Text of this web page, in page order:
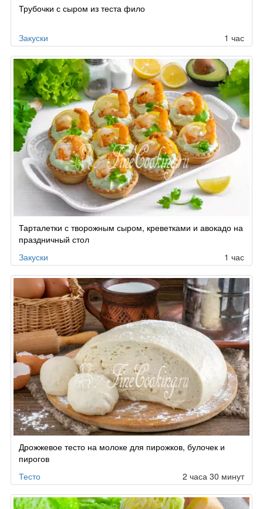
Трубочки с сыром из теста фило
Закуски 1 час
Тарталетки с творожным сыром, креветками и авокадо на
праздничный стол
Закуски
1 час
Дрожжевое тесто на молоке для пирожков, булочек и
пирогов
Тесто
2 часа 30 минут